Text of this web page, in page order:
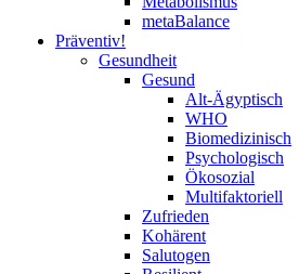
metaBalance
Präventiv!
Gesundheit
Gesund
Alt-Ägyptisch
WHO
Biomedizinisch
Psychologisch
Ökosozial
Multifaktoriell
Zufrieden
Kohärent
Salutogen